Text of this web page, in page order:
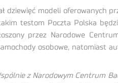
modeli oferowanych
testom Poczta Polska
przez Narodowe
osobowe, natomiast
z Narodowym Centrum